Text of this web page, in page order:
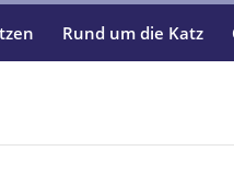
Rund um die Katz